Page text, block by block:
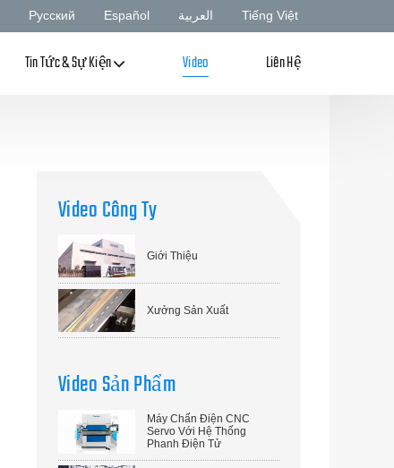
Русский Español العربية Tiếng Việt
Tin Tức & Sự Kiện Video Liên Hệ
Video Công Ty
Giới Thiệu
Xưởng Sản Xuất
Video Sản Phẩm
Máy Chấn Điện CNC
Servo Với Hệ Thống
Phanh Điện Tử